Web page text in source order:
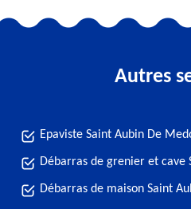
Autres
Epaviste Saint Aubin De
Débarras de grenier et cave
Débarras de maison Saint